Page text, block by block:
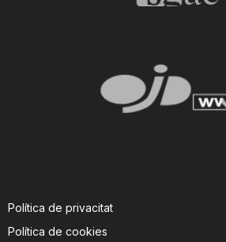
Política de privacitat
Política de cookies